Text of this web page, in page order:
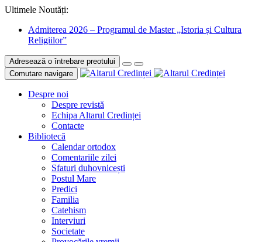
Ultimele Noutăți:
Admiterea 2026 – Programul de Master „Istoria și Cultura
Religiilor”
Adresează o întrebare preotului
Comutare navigare
Despre noi
Despre revistă
Echipa Altarul Credinței
Contacte
Bibliotecă
Calendar ortodox
Comentariile zilei
Sfaturi duhovnicești
Postul Mare
Predici
Familia
Catehism
Interviuri
Societate